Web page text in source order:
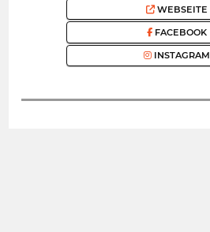
WEBSEITE
FACEBOOK
INSTAGRAM